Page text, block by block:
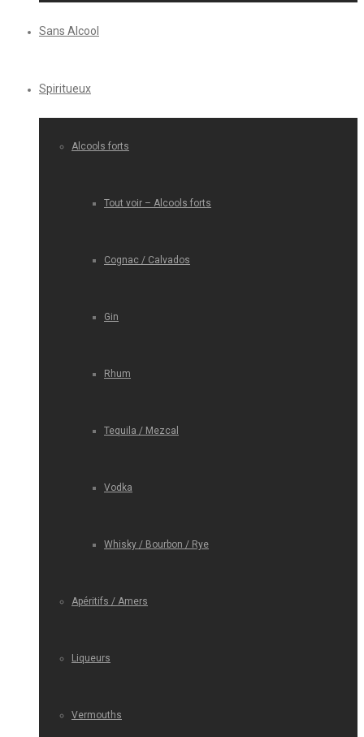
Sans Alcool
Spiritueux
Alcools forts
Tout voir – Alcools forts
Cognac / Calvados
Gin
Rhum
Tequila / Mezcal
Vodka
Whisky / Bourbon / Rye
Apéritifs / Amers
Liqueurs
Vermouths